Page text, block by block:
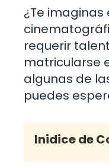
¿Te
requerir
matricularse
algunas de
puedes
Inidice de